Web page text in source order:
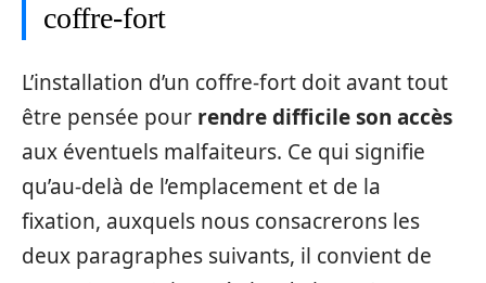
coffre-fort
L’installation d’un coffre-fort doit avant tout
être pensée pour rendre difficile son accès
aux éventuels malfaiteurs. Ce qui signifie
qu’au-delà de l’emplacement et de la
fixation, auxquels nous consacrerons les
deux paragraphes suivants, il convient de